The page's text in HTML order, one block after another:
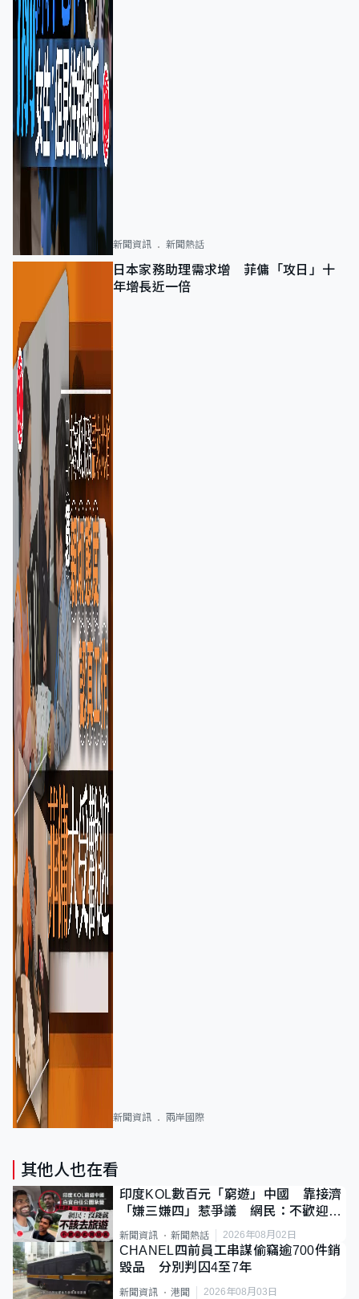
新聞資訊 新聞熱話
日本家務助理需求增 菲傭「攻日」十
年增長近一倍
新聞資訊 兩岸國際
其他人也在看
印度KOL數百元「窮遊」中國 靠接濟
「嫌三嫌四」惹爭議 網民：不歡迎劣
質旅客
新聞資訊 新聞熱話 2026年08月02日
CHANEL四前員工串謀偷竊逾700件銷
毀品 分別判囚4至7年
新聞資訊 港聞 2026年08月03日